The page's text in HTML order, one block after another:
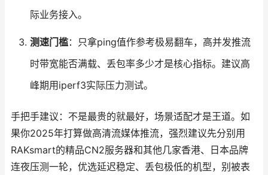
际业务接入。
测速门槛：只拿ping值作参考极易翻车，高并发推流
时带宽能否满载、丢包率多少才是核心指标。建议高
峰期用iperf3实际压力测试。
手把手建议：不是最贵的就最好，场景适配才是王道。如
果你2025年打算做高清流媒体推流，强烈建议先分别用
RAKsmart的精品CN2服务器和其他几家香港、日本品牌
连夜压测一轮，优选延迟稳定、丢包极低的机型，别被表